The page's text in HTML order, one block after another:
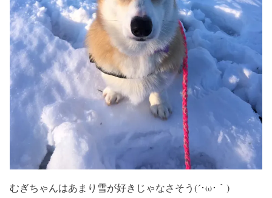
むぎちゃんはあまり雪が好きじゃなさそう(´･ω･｀)